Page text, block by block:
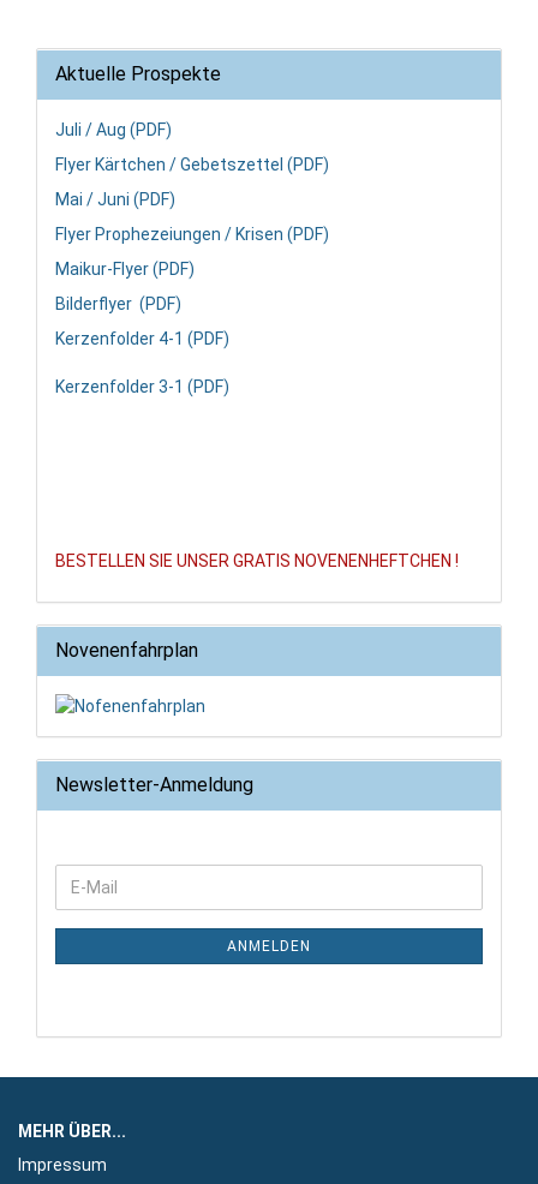
Aktuelle Prospekte
Juli / Aug (PDF)
Flyer Kärtchen / Gebetszettel (PDF)
Mai / Juni (PDF)
Flyer Prophezeiungen / Krisen (PDF)
Maikur-Flyer (PDF)
Bilderflyer (PDF)
Kerzenfolder 4-1 (PDF)
Kerzenfolder 3-1 (PDF)
BESTELLEN SIE UNSER GRATIS NOVENENHEFTCHEN !
Novenenfahrplan
Newsletter-Anmeldung
WEITER
ZUR
NEWSLETTER-
E-
Mail
ANMELDEN
MEHR ÜBER...
Impressum